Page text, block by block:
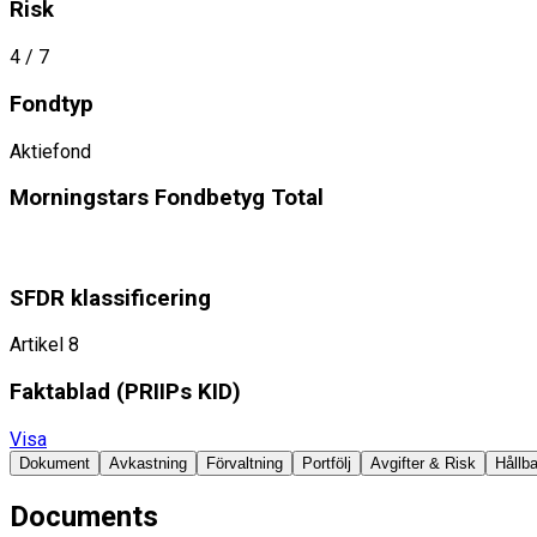
Risk
4 / 7
Fondtyp
Aktiefond
Morningstars Fondbetyg Total
SFDR klassificering
Artikel 8
Faktablad ​(PRIIPs KID)
Visa
Dokument Avkastning Förvaltning Portfölj Avgifter & Risk
Documents